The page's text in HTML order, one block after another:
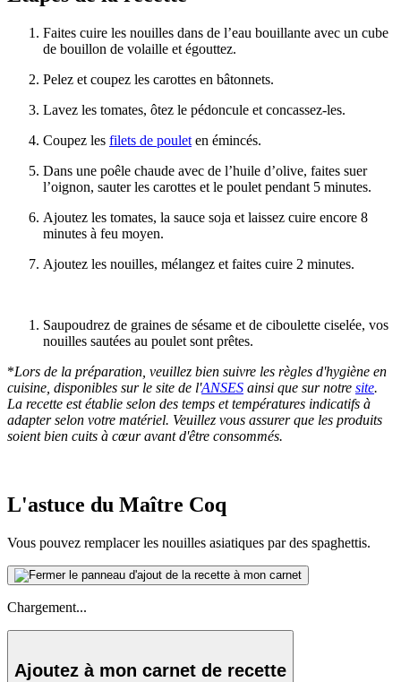
Faites cuire les nouilles dans de l’eau bouillante avec un cube
de bouillon de volaille et égouttez.
Pelez et coupez les carottes en bâtonnets.
Lavez les tomates, ôtez le pédoncule et concassez-les.
Coupez les filets de poulet en émincés.
Dans une poêle chaude avec de l’huile d’olive, faites suer
l’oignon, sauter les carottes et le poulet pendant 5 minutes.
Ajoutez les tomates, la sauce soja et laissez cuire encore 8
minutes à feu moyen.
Ajoutez les nouilles, mélangez et faites cuire 2 minutes.
Saupoudrez de graines de sésame et de ciboulette ciselée, vos
nouilles sautées au poulet sont prêtes.
*Lors de la préparation, veuillez bien suivre les règles d'hygiène en
cuisine, disponibles sur le site de l'ANSES ainsi que sur notre site.
La recette est établie selon des temps et températures indicatifs à
adapter selon votre matériel. Veuillez vous assurer que les produits
soient bien cuits à cœur avant d'être consommés.
L'astuce du Maître Coq
Vous pouvez remplacer les nouilles asiatiques par des spaghettis.
Chargement...
Ajoutez à mon carnet de recette